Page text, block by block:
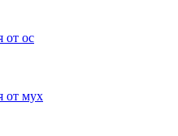
от ос
от мух